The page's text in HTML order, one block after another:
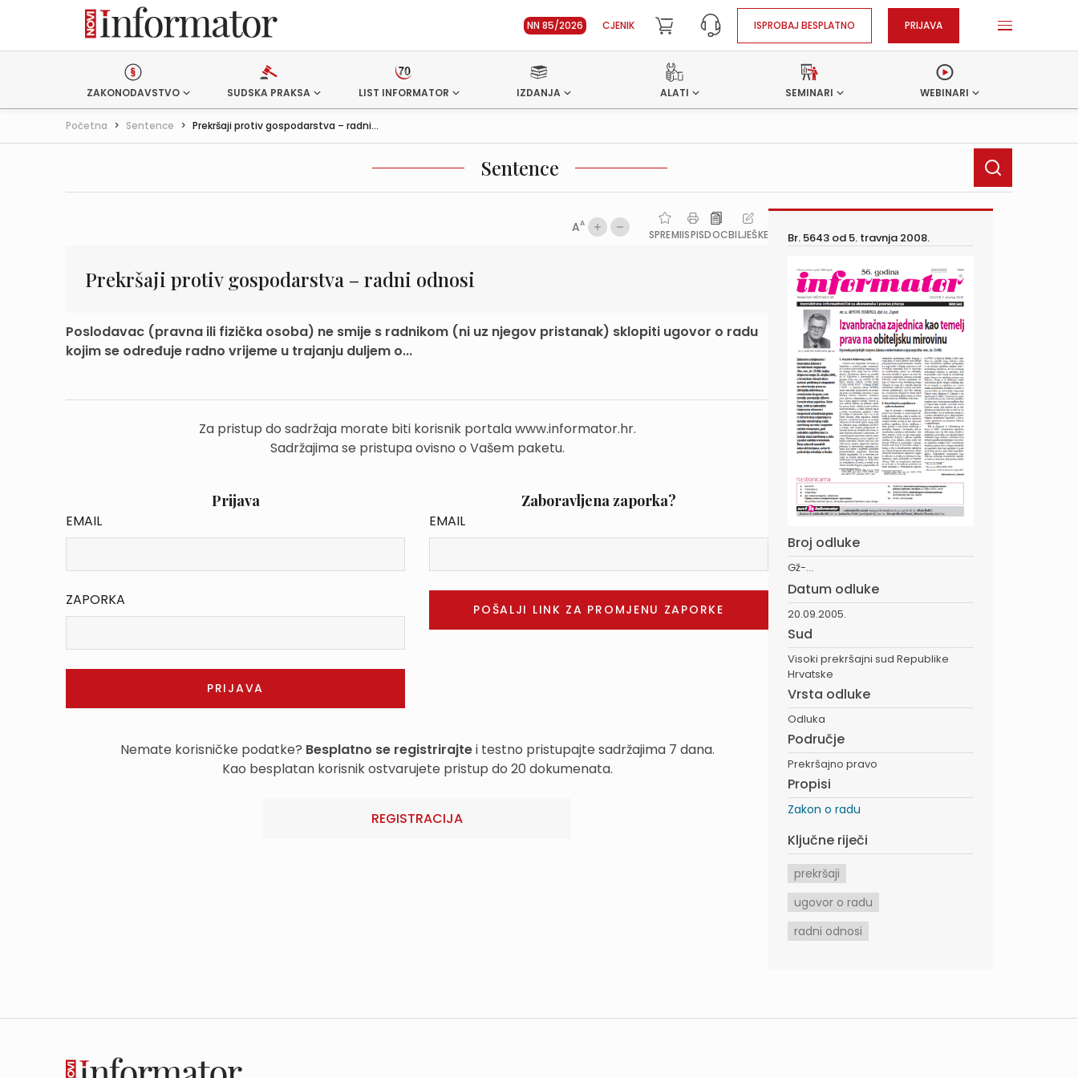
NN 85/2026 CJENIK ISPROBAJ BESPLATNO PRIJAVA
ZAKONODAVSTVO SUDSKA PRAKSA LIST INFORMATOR IZDANJA ALATI SEMINARI WEBINARI
Početna > Sentence > Prekršaji protiv gospodarstva – radni...
Sentence
AA
SPREMIISPISDOCBILJEŠKE
Prekršaji protiv gospodarstva – radni odnosi
Poslodavac (pravna ili fizička osoba) ne smije s radnikom (ni uz njegov pristanak) sklopiti ugovor o radu
kojim se određuje radno vrijeme u trajanju duljem o...
Za pristup do sadržaja morate biti korisnik portala www.informator.hr.
Sadržajima se pristupa ovisno o Vašem paketu.
Prijava
EMAIL
ZAPORKA
Zaboravljena zaporka?
EMAIL
Nemate korisničke podatke? Besplatno se registrirajtei testno pristupajte sadržajima 7 dana.
Kao besplatan korisnik ostvarujete pristup do 20 dokumenata.
REGISTRACIJA
Br. 5643 od 5. travnja 2008.
Broj odluke
Gž-...
Datum odluke
20.09.2005.
Sud
Visoki prekršajni sud Republike
Hrvatske
Vrsta odluke
Odluka
Područje
Prekršajno pravo
Propisi
Zakon o radu
Ključne riječi
prekršaji
ugovor o radu
radni odnosi